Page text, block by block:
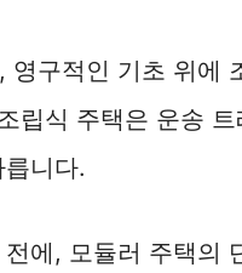
구적인 기초 위에
립식 주택은 운송
니다.
에, 모듈러 주택의